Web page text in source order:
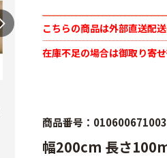
￥770
幅
￥
こちらの商品は外部直送配
在庫不足の場合は御取り寄せ
商品番号：
幅200cm 長さ